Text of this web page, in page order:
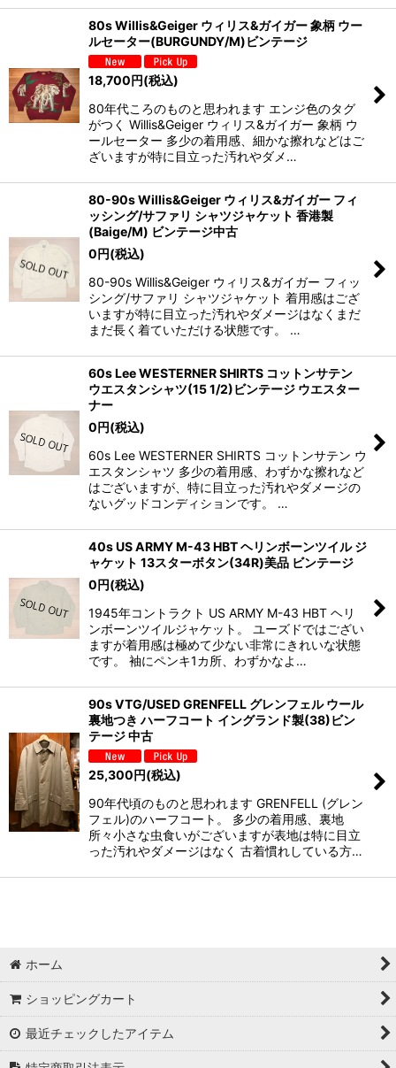
80s Willis&Geiger ウィリス&ガイガー 象柄 ウー
ルセーター(BURGUNDY/M)ビンテージ
18,700円(税込)
80年代ころのものと思われます エンジ色のタグ
がつく Willis&Geiger ウィリス&ガイガー 象柄 ウ
ールセーター 多少の着用感、細かな擦れなどはご
ざいますが特に目立った汚れやダメ…
80-90s Willis&Geiger ウィリス&ガイガー フィ
ッシング/サファリ シャツジャケット 香港製
(Baige/M) ビンテージ中古
0円(税込)
80-90s Willis&Geiger ウィリス&ガイガー フィッ
シング/サファリ シャツジャケット 着用感はござ
いますが特に目立った汚れやダメージはなくまだ
まだ長く着ていただける状態です。 …
60s Lee WESTERNER SHIRTS コットンサテン
ウエスタンシャツ(15 1/2)ビンテージ ウエスター
ナー
0円(税込)
60s Lee WESTERNER SHIRTS コットンサテン ウ
エスタンシャツ 多少の着用感、わずかな擦れなど
はございますが、特に目立った汚れやダメージの
ないグッドコンディションです。 …
40s US ARMY M-43 HBT ヘリンボーンツイル ジ
ャケット 13スターボタン(34R)美品 ビンテージ
0円(税込)
1945年コントラクト US ARMY M-43 HBT ヘリ
ンボーンツイルジャケット。 ユーズドではござい
ますが着用感は極めて少ない非常にきれいな状態
です。 袖にペンキ1カ所、わずかなよ…
90s VTG/USED GRENFELL グレンフェル ウール
裏地つき ハーフコート イングランド製(38)ビン
テージ 中古
25,300円(税込)
90年代頃のものと思われます GRENFELL (グレン
フェル)のハーフコート。 多少の着用感、裏地
所々小さな虫食いがございますが表地は特に目立
った汚れやダメージはなく 古着慣れしている方…
ホーム
ショッピングカート
最近チェックしたアイテム